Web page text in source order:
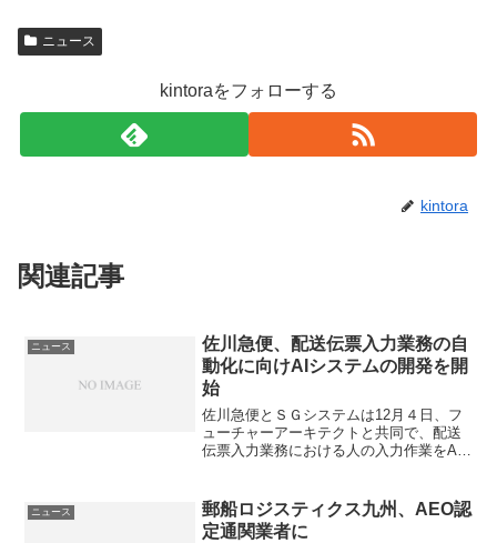
ニュース
kintoraをフォローする
kintora
関連記事
ニュース
佐川急便、配送伝票入力業務の自
動化に向けAIシステムの開発を開
始
佐川急便とＳＧシステムは12月４日、フ
ューチャーアーキテクトと共同で、配送
伝票入力業務における人の入力作業をAI
12億個の荷物を取り扱っており、繁忙期
には1日に100万...
ニュース
郵船ロジスティクス九州、AEO認
定通関業者に